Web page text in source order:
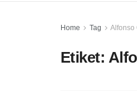
Home Tag Alfonso
Etiket: